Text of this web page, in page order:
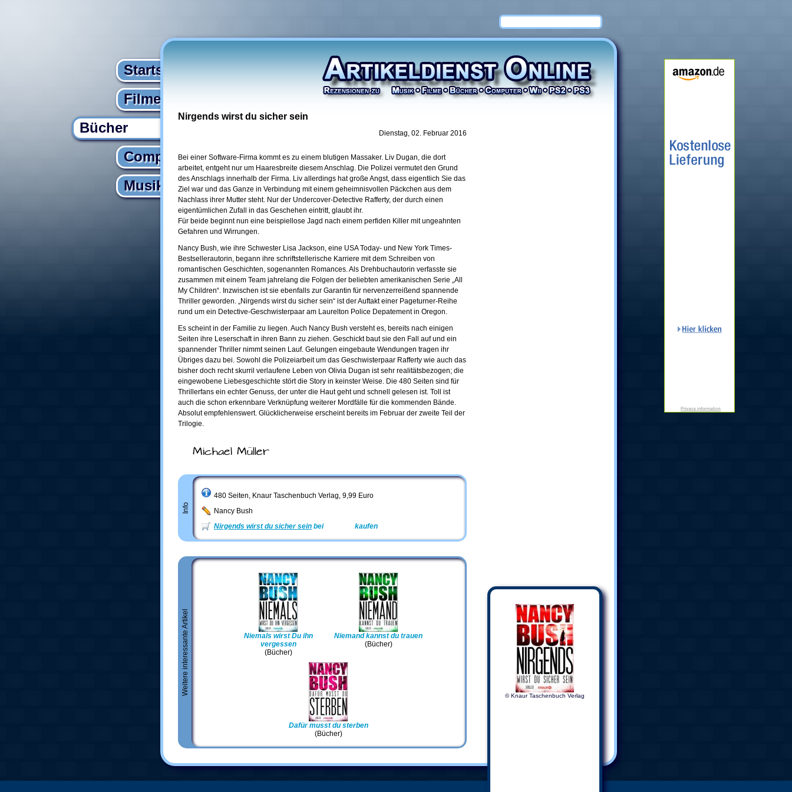
Startseite
Filme
Bücher
Computer
Musik
Nirgends wirst du sicher sein
Dienstag, 02. Februar 2016
Bei einer Software-Firma kommt es zu einem blutigen Massaker. Liv Dugan, die dort
arbeitet, entgeht nur um Haaresbreite diesem Anschlag. Die Polizei vermutet den Grund
des Anschlags innerhalb der Firma. Liv allerdings hat große Angst, dass eigentlich Sie das
Ziel war und das Ganze in Verbindung mit einem geheimnisvollen Päckchen aus dem
Nachlass ihrer Mutter steht. Nur der Undercover-Detective Rafferty, der durch einen
eigentümlichen Zufall in das Geschehen eintritt, glaubt ihr.
Für beide beginnt nun eine beispiellose Jagd nach einem perfiden Killer mit ungeahnten
Gefahren und Wirrungen.
Nancy Bush, wie ihre Schwester Lisa Jackson, eine USA Today- und New York Times-
Bestsellerautorin, begann ihre schriftstellerische Karriere mit dem Schreiben von
romantischen Geschichten, sogenannten Romances. Als Drehbuchautorin verfasste sie
zusammen mit einem Team jahrelang die Folgen der beliebten amerikanischen Serie „All
My Children“. Inzwischen ist sie ebenfalls zur Garantin für nervenzerreißend spannende
Thriller geworden. „Nirgends wirst du sicher sein“ ist der Auftakt einer Pageturner-Reihe
rund um ein Detective-Geschwisterpaar am Laurelton Police Depatement in Oregon.
Es scheint in der Familie zu liegen. Auch Nancy Bush versteht es, bereits nach einigen
Seiten ihre Leserschaft in ihren Bann zu ziehen. Geschickt baut sie den Fall auf und ein
spannender Thriller nimmt seinen Lauf. Gelungen eingebaute Wendungen tragen ihr
Übriges dazu bei. Sowohl die Polizeiarbeit um das Geschwisterpaar Rafferty wie auch das
bisher doch recht skurril verlaufene Leben von Olivia Dugan ist sehr realitätsbezogen; die
eingewobene Liebesgeschichte stört die Story in keinster Weise. Die 480 Seiten sind für
Thrillerfans ein echter Genuss, der unter die Haut geht und schnell gelesen ist. Toll ist
auch die schon erkennbare Verknüpfung weiterer Mordfälle für die kommenden Bände.
Absolut empfehlenswert. Glücklicherweise erscheint bereits im Februar der zweite Teil der
Trilogie.
Michael Müller
Info
480 Seiten, Knaur Taschenbuch Verlag, 9,99 Euro
Nancy Bush
Nirgends wirst du sicher sein bei kaufen
Weitere interessante Artikel
Niemals wirst Du ihn
vergessen
(Bücher)
Niemand kannst du trauen
(Bücher)
Dafür musst du sterben
(Bücher)
© Knaur Taschenbuch Verlag